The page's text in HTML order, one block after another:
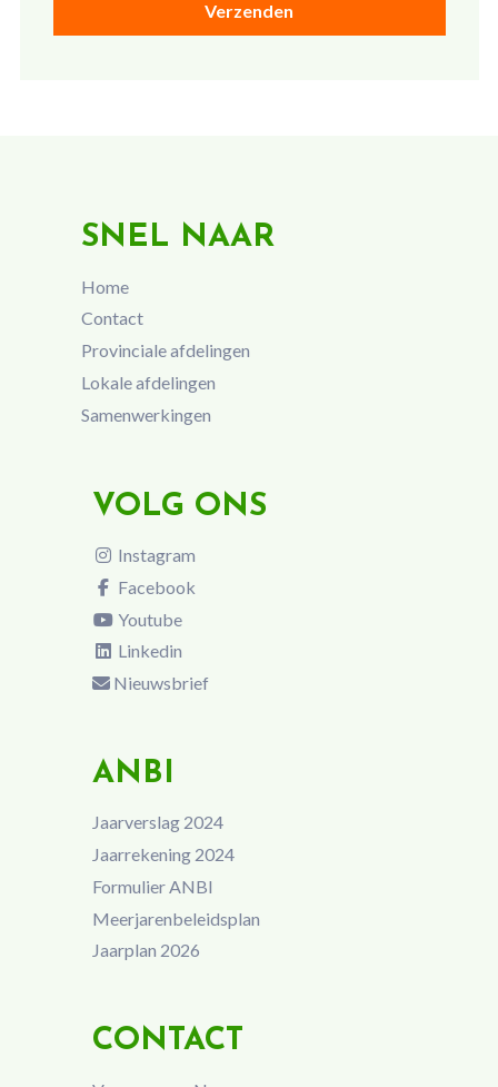
SNEL NAAR
Home
Contact
Provinciale afdelingen
Lokale afdelingen
Samenwerkingen
VOLG ONS
Instagram
Facebook
Youtube
Linkedin
Nieuwsbrief
ANBI
Jaarverslag 2024
Jaarrekening 2024
Formulier ANBI
Meerjarenbeleidsplan
Jaarplan 2026
CONTACT